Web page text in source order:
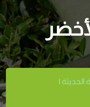
الحديثة |